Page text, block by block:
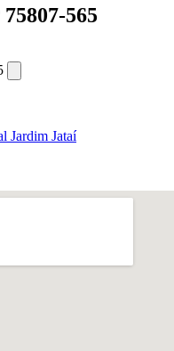
565
Jardim Jataí